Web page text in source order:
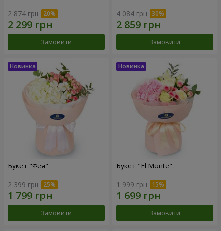
2 874 грн
Замовити
4 084 грн
Замовити
Букет "Фея"
2 399 грн
Замовити
Букет "El Monte"
1 999 грн
Замовити